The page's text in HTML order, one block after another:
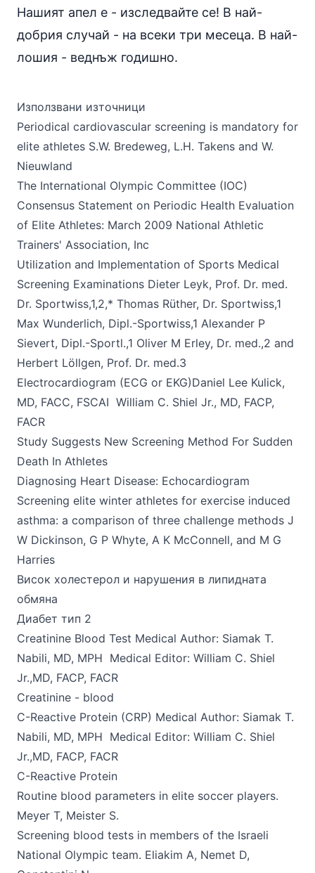
Нашият апел е - изследвайте се! В най-
добрия случай - на всеки три месеца. В най-
лошия - веднъж годишно.
Използвани източници
Periodical cardiovascular screening is mandatory for
elite athletes S.W. Bredeweg, L.H. Takens and W.
Nieuwland
The International Olympic Committee (IOC)
Consensus Statement on Periodic Health Evaluation
of Elite Athletes: March 2009 National Athletic
Trainers' Association, Inc
Utilization and Implementation of Sports Medical
Screening Examinations Dieter Leyk, Prof. Dr. med.
Dr. Sportwiss,1,2,* Thomas Rüther, Dr. Sportwiss,1
Max Wunderlich, Dipl.-Sportwiss,1 Alexander P
Sievert, Dipl.-Sportl.,1 Oliver M Erley, Dr. med.,2 and
Herbert Löllgen, Prof. Dr. med.3
Electrocardiogram (ECG or EKG)Daniel Lee Kulick,
MD, FACC, FSCAI William C. Shiel Jr., MD, FACP,
FACR
Study Suggests New Screening Method For Sudden
Death In Athletes
Diagnosing Heart Disease: Echocardiogram
Screening elite winter athletes for exercise induced
asthma: a comparison of three challenge methods J
W Dickinson, G P Whyte, A K McConnell, and M G
Harries
Висок холестерол и нарушения в липидната
обмяна
Диабет тип 2
Creatinine Blood Test Medical Author: Siamak T.
Nabili, MD, MPH Medical Editor: William C. Shiel
Jr.,MD, FACP, FACR
Creatinine - blood
C-Reactive Protein (CRP) Medical Author: Siamak T.
Nabili, MD, MPH Medical Editor: William C. Shiel
Jr.,MD, FACP, FACR
C-Reactive Protein
Routine blood parameters in elite soccer players.
Meyer T, Meister S.
Screening blood tests in members of the Israeli
National Olympic team. Eliakim A, Nemet D,